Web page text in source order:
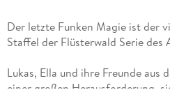
Der letzte Funken Magie ist der
Staffel der Flüsterwald Serie des
Lukas, Ella und ihre Freunde aus
einer großen Herausforderung,